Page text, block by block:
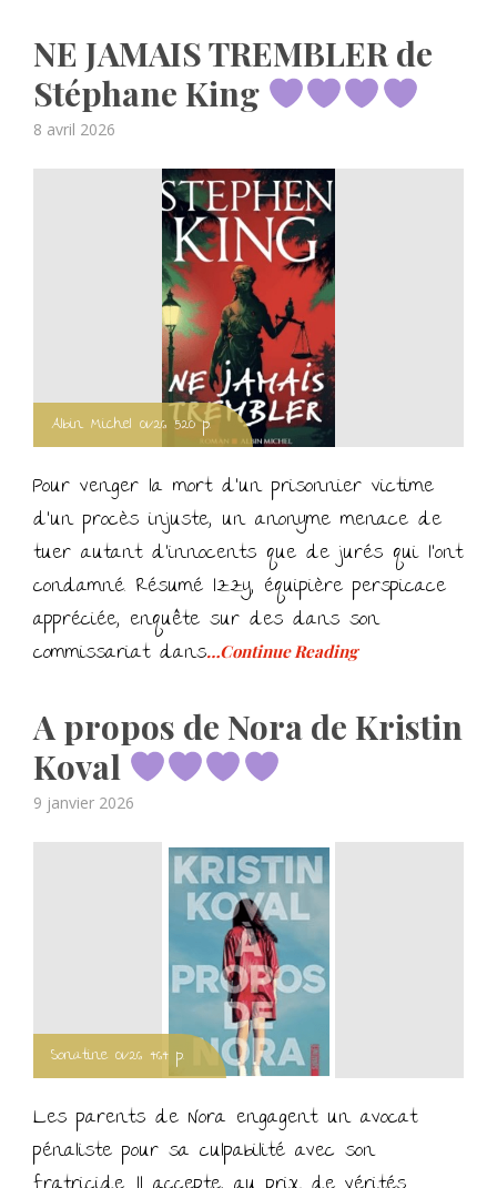
NE JAMAIS TREMBLER de
Stéphane King
Posted
8 avril 2026
Albin Michel 01/26 520 p.
Pour venger la mort d’un prisonnier victime
d’un procès injuste, un anonyme menace de
tuer autant d’innocents que de jurés qui l’ont
condamné. Résumé Izzy, équipière perspicace
appréciée, enquête sur des dans son
commissariat dans…Continue Reading
A propos de Nora de Kristin
Koval
Posted
9 janvier 2026
Sonatine 01/26 464 p.
Les parents de Nora engagent un avocat
pénaliste pour sa culpabilité avec son